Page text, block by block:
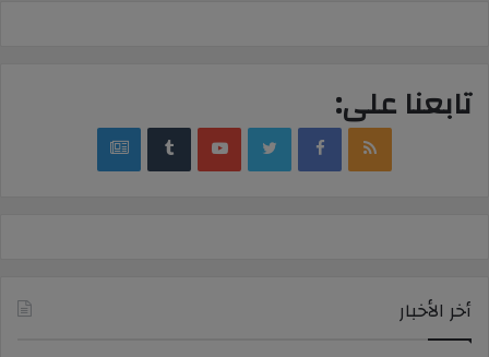
تابعنا على:
RSS
Facebook
Twitter
YouTube
‏Tumblr
google
أخر الأخبار